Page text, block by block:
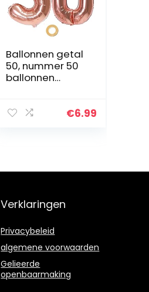
Ballonnen getal
50, nummer 50
ballonnen
verjaardag
€6.99
Verklaringen
Privacybeleid
algemene voorwaarden
Gelieerde
openbaarmaking